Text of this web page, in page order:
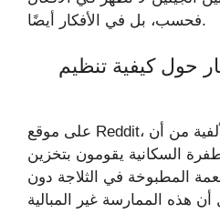
فحسب، بل في الأفكار أيضًا.
حول كيفية تنظيم
على موقع Reddit، اشتكى العديد من جيل الألفية من أن
السكانية يقومون بتخزين
المطبوخة في الثلاجة دون
هذه الممارسة غير المبالية